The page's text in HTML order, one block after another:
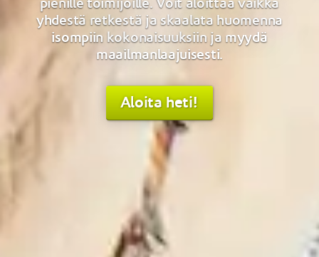
pienille toimijoille. Voit aloittaa vaikka
yhdestä retkestä ja skaalata huomenna
isompiin kokonaisuuksiin ja myydä
maailmanlaajuisesti.
Aloita heti!